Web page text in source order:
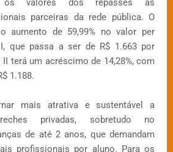
parceiras da rede pública. O
aumento de 59,99% no valor per
que passa a ser de R$ 1.663 por
terá um acréscimo de 14,28%, com
1.188.
mais atrativa e sustentável a
privadas, sobretudo no
de até 2 anos, que demandam
profissionais por aluno. Para os